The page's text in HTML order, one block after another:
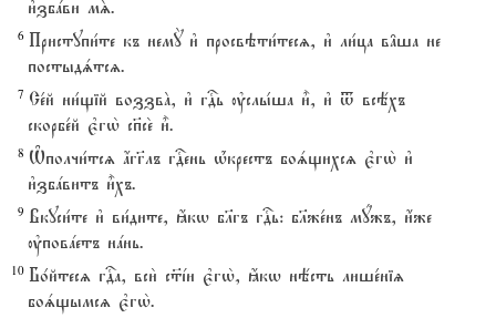
и3збaви мS.
6 Приступи1те къ немY и3 просвэти1тесz, и3 ли1ца в†ша не
постыдsтсz.
7 Се1й ни1щій воззвA, и3 гDь ўслы1ша и5, и3 t всёхъ
скорбе1й є3гw2 сп7се2 и5.
8 Њполчи1тсz ѓгг7лъ гDень њ1крестъ боsщихсz є3гw2 и3
и3збaвитъ и5хъ.
9 Вкуси1те и3 ви1дите, ћкw бlгъ гDь: бlже1нъ мyжъ, и4же
ўповaетъ нaнь.
10 Бо1йтесz гDа, вси2 с™jи є3гw2, ћкw нёсть лише1ніz
боsщымсz є3гw2.